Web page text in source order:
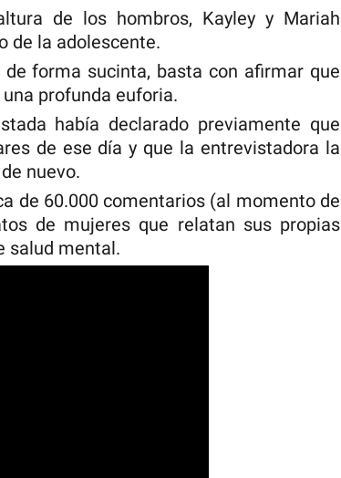
de los hombros, Kayley y Mariah
de la adolescente.
forma sucinta, basta con afirmar que
profunda euforia.
había declarado previamente que
de ese día y que la entrevistadora la
nuevo.
de 60.000 comentarios (al momento de
de mujeres que relatan sus propias
salud mental.